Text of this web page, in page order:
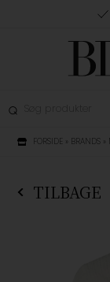
FORSIDE » BRANDS »
TILBAGE